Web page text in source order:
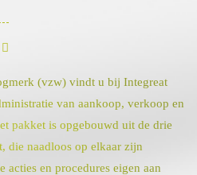
(vzw) vindt u bij Integreat
van aankoop, verkoop en
pakket is opgebouwd uit de drie
die naadloos op elkaar zijn
acties en procedures eigen aan